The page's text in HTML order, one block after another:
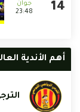
23:48
أهم الأندية